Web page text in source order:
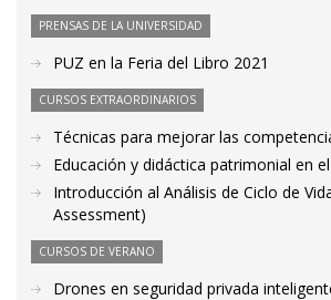
PRENSAS DE LA UNIVERSIDAD
PUZ en la Feria del Libro 2021
CURSOS EXTRAORDINARIOS
Técnicas para mejorar las
Educación y didáctica patrimonial en
Introducción al Análisis de Ciclo de
Assessment)
CURSOS DE VERANO
Drones en seguridad privada